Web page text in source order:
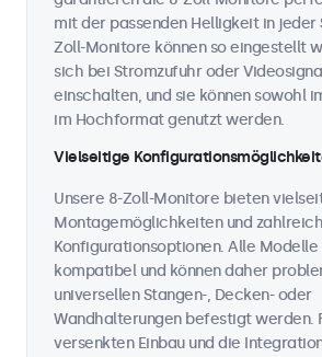
mit der passenden Helligkeit in jeder
Zoll-Monitore können so eingestellt
sich bei Stromzufuhr oder
einschalten, und sie können sowohl
im Hochformat genutzt werden.
Vielseitige
Unsere 8-Zoll-Monitore bieten
Montagemöglichkeiten und
Konfigurationsoptionen. Alle Modelle
kompatibel und können daher
universellen Stangen-, Decken- oder
Wandhalterungen befestigt werden.
versenkten Einbau und die